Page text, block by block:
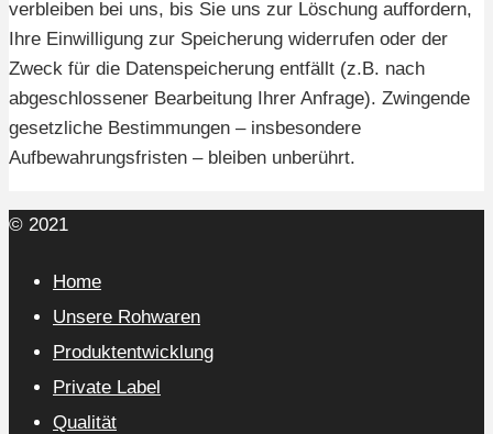
verbleiben bei uns, bis Sie uns zur Löschung auffordern,
Ihre Einwilligung zur Speicherung widerrufen oder der
Zweck für die Datenspeicherung entfällt (z.B. nach
abgeschlossener Bearbeitung Ihrer Anfrage). Zwingende
gesetzliche Bestimmungen – insbesondere
Aufbewahrungsfristen – bleiben unberührt.
© 2021
Home
Unsere Rohwaren
Produktentwicklung
Private Label
Qualität